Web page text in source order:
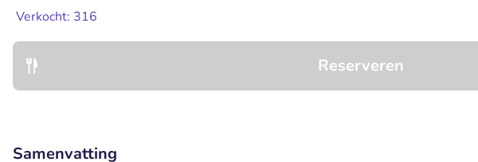
Verkocht: 316
Reserveren
Samenvatting